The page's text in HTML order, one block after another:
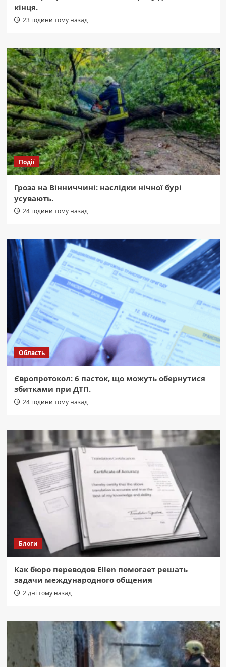
кінця.
23 години тому назад
Події
Гроза на Вінниччині: наслідки нічної бурі
усувають.
24 години тому назад
Область
Європротокол: 6 пасток, що можуть обернутися
збитками при ДТП.
24 години тому назад
Блоги
Как бюро переводов Ellen помогает решать
задачи международного общения
2 дні тому назад